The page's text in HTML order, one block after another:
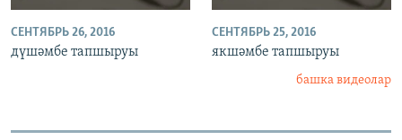
СЕНТЯБРЬ 26, 2016
дүшәмбе тапшыруы
СЕНТЯБРЬ 25, 2016
якшәмбе тапшыруы
башка видеолар